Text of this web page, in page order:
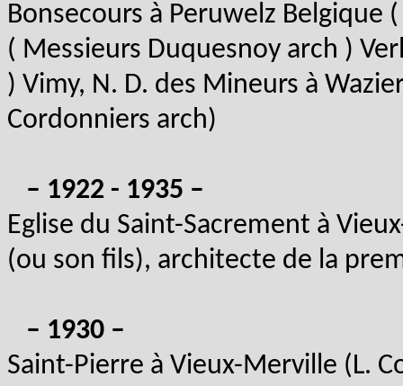
Bonsecours à Peruwelz Belgique
( Messieurs Duquesnoy arch )
) Vimy, N. D. des Mineurs à
Cordonniers arch)
– 1922 - 1935 –
Eglise du Saint-Sacrement à
(ou son fils), architecte de la
– 1930 –
Saint-Pierre à Vieux-Merville (L.